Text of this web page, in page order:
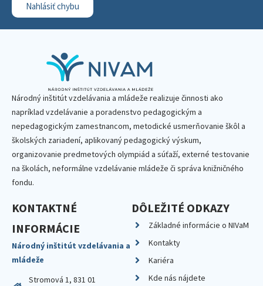
Nahlásiť chybu
Národný inštitút vzdelávania a mládeže realizuje činnosti ako
napríklad vzdelávanie a poradenstvo pedagogickým a
nepedagogickým zamestnancom, metodické usmerňovanie škôl a
školských zariadení, aplikovaný pedagogický výskum,
organizovanie predmetových olympiád a súťaží, externé testovanie
na školách, neformálne vzdelávanie mládeže či správa knižničného
fondu.
KONTAKTNÉ
INFORMÁCIE
Národný inštitút vzdelávania a
mládeže
Stromová 1, 831 01
DÔLEŽITÉ ODKAZY
Základné informácie o NIVaM
Kontakty
Kariéra
Kde nás nájdete